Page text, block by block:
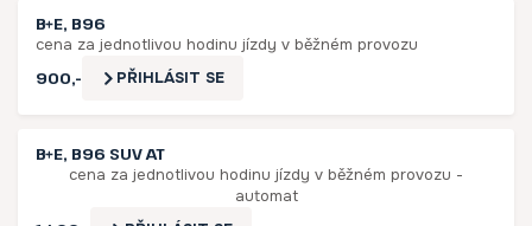
B+E, B96
cena za jednotlivou hodinu jízdy v běžném provozu
900,- PŘIHLÁSIT SE
B+E, B96 SUV AT
cena za jednotlivou hodinu jízdy v běžném provozu -
automat